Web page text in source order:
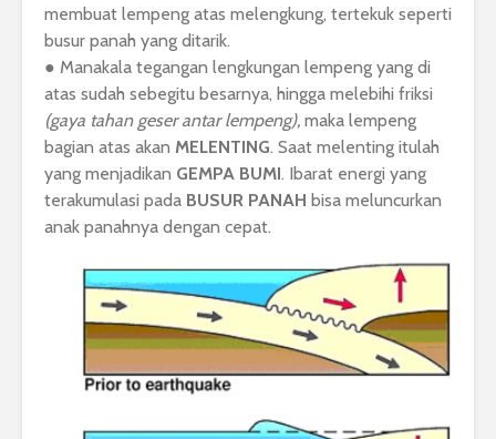
membuat lempeng atas melengkung, tertekuk seperti
busur panah yang ditarik.
● Manakala tegangan lengkungan lempeng yang di
atas sudah sebegitu besarnya, hingga melebihi friksi
(gaya tahan geser antar lempeng), maka lempeng
bagian atas akan MELENTING. Saat melenting itulah
yang menjadikan GEMPA BUMI. Ibarat energi yang
terakumulasi pada BUSUR PANAH bisa meluncurkan
anak panahnya dengan cepat.